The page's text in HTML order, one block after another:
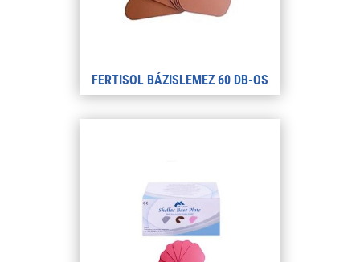
FERTISOL BÁZISLEMEZ 60 DB-OS